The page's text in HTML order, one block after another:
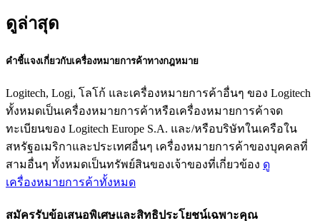
ดูล่าสุด
คำชี้แจงเกี่ยวกับเครื่องหมายการค้าทางกฎหมาย
Logitech, Logi, โลโก้ และเครื่องหมายการค้าอื่นๆ ของ Logitech
ทั้งหมดเป็นเครื่องหมายการค้าหรือเครื่องหมายการค้าจด
ทะเบียนของ Logitech Europe S.A. และ/หรือบริษัทในเครือใน
สหรัฐอเมริกาและประเทศอื่นๆ เครื่องหมายการค้าของบุคคลที่
สามอื่นๆ ทั้งหมดเป็นทรัพย์สินของเจ้าของที่เกี่ยวข้อง ดู
เครื่องหมายการค้าทั้งหมด
สมัครรับข้อเสนอพิเศษและสิทธิประโยชน์เฉพาะคุณ